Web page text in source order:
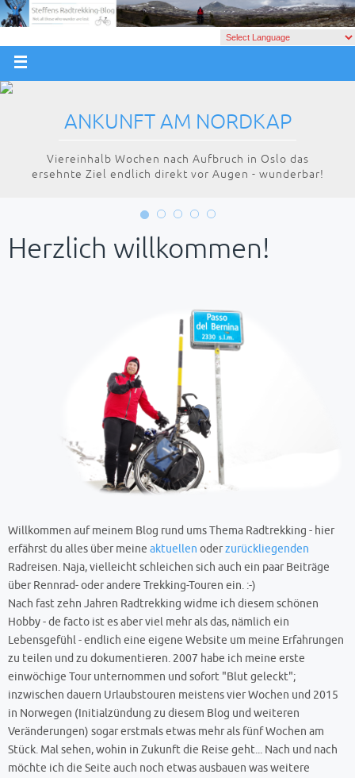
ANKUNFT AM NORDKAP
Viereinhalb Wochen nach Aufbruch in Oslo das
ersehnte Ziel endlich direkt vor Augen - wunderbar!
Herzlich willkommen!
Willkommen auf meinem Blog rund ums Thema Radtrekking - hier
erfährst du alles über meine aktuellen oderzurückliegenden
Radreisen. Naja, vielleicht schleichen sich auch ein paar Beiträge
über Rennrad- oder andere Trekking-Touren ein. :-)
Nach fast zehn Jahren Radtrekking widme ich diesem schönen
Hobby - de facto ist es aber viel mehr als das, nämlich ein
Lebensgefühl - endlich eine eigene Website um meine Erfahrungen
zu teilen und zu dokumentieren. 2007 habe ich meine erste
einwöchige Tour unternommen und sofort "Blut geleckt";
inzwischen dauern Urlaubstouren meistens vier Wochen und 2015
in Norwegen (Initialzündung zu diesem Blog und weiteren
Veränderungen) sogar erstmals etwas mehr als fünf Wochen am
Stück. Mal sehen, wohin in Zukunft die Reise geht... Nach und nach
möchte ich die Seite auch noch etwas ausbauen was weitere